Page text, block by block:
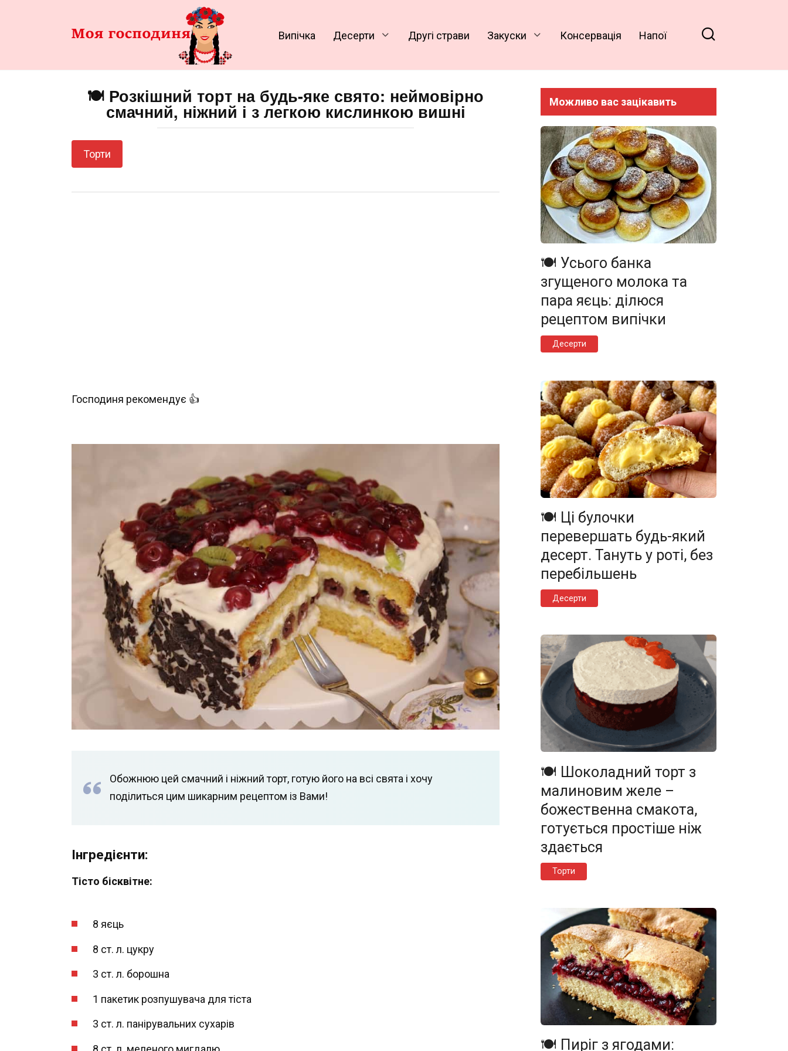
Випічка Десерти Другі страви Закуски Консервація Напої
🍽️ Розкішний торт на будь-яке свято: неймовірно
смачний, ніжний і з легкою кислинкою вишні
Торти
Господиня рекомендує 👍
Обожнюю цей смачний і ніжний торт, готую його на всі свята і хочу
поділиться цим шикарним рецептом із Вами!
Інгредієнти:
Тісто бісквітне:
8 яєць
8 ст. л. цукру
3 ст. л. борошна
1 пакетик розпушувача для тіста
3 ст. л. панірувальних сухарів
Можливо вас зацікавить
🍽️ Усього банка
згущеного молока та
пара яєць: ділюся
рецептом випічки
Десерти
🍽️ Ці булочки
перевершать будь-який
десерт. Тануть у роті, без
перебільшень
Десерти
🍽️ Шоколадний торт з
малиновим желе –
божественна смакота,
готується простіше ніж
здається
Торти
🍽️ Пиріг з ягодами: